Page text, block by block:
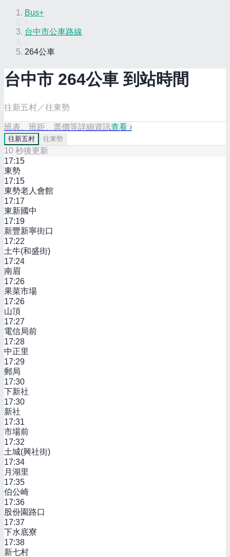
Bus+
台中市公車路線
264公車
台中市 264公車 到站時間
往新五村／往東勢
班表、班距、票價等詳細資訊查看 ›
往新五村 往東勢
10 秒後更新
17:15
東勢
17:15
東勢老人會館
17:17
東新國中
17:19
新豐新寧街口
17:22
土牛(和盛街)
17:24
南眉
17:26
果菜市場
17:26
山頂
17:27
電信局前
17:28
中正里
17:29
郵局
17:30
下新社
17:30
新社
17:31
市場前
17:32
土城(興社街)
17:34
月湖里
17:35
伯公崎
17:36
股份園路口
17:37
下水底寮
17:38
新七村